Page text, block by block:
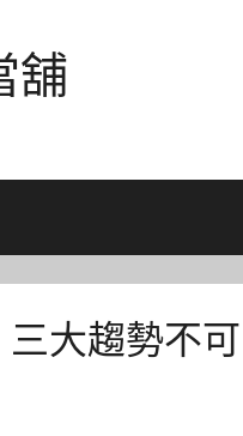
舖
大趨勢不可